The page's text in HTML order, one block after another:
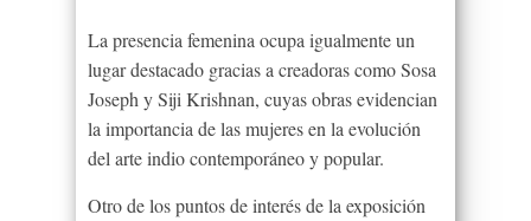
La presencia femenina ocupa igualmente un
lugar destacado gracias a creadoras como Sosa
Joseph y Siji Krishnan, cuyas obras evidencian
la importancia de las mujeres en la evolución
del arte indio contemporáneo y popular.
Otro de los puntos de interés de la exposición